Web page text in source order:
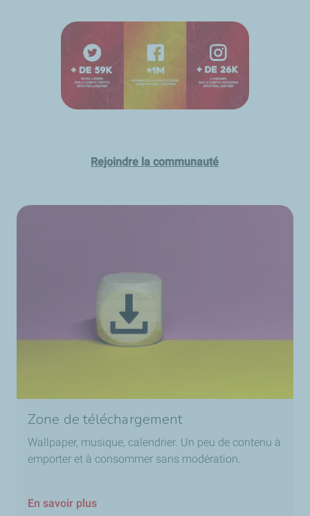
Rejoindre la communauté
Zone de téléchargement
Wallpaper, musique, calendrier. Un peu de contenu à
emporter et à consommer sans modération.
En savoir plus